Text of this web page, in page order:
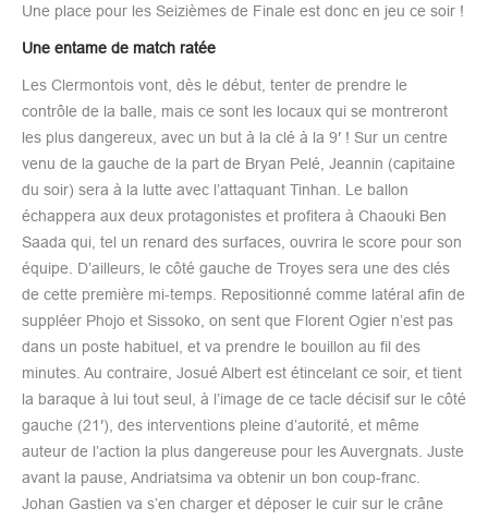
Une place pour les Seizièmes de Finale est donc en jeu ce soir !
Une entame de match ratée
Les Clermontois vont, dès le début, tenter de prendre le
contrôle de la balle, mais ce sont les locaux qui se montreront
les plus dangereux, avec un but à la clé à la 9′ ! Sur un centre
venu de la gauche de la part de Bryan Pelé, Jeannin (capitaine
du soir) sera à la lutte avec l’attaquant Tinhan. Le ballon
échappera aux deux protagonistes et profitera à Chaouki Ben
Saada qui, tel un renard des surfaces, ouvrira le score pour son
équipe. D’ailleurs, le côté gauche de Troyes sera une des clés
de cette première mi-temps. Repositionné comme latéral afin de
suppléer Phojo et Sissoko, on sent que Florent Ogier n’est pas
dans un poste habituel, et va prendre le bouillon au fil des
minutes. Au contraire, Josué Albert est étincelant ce soir, et tient
la baraque à lui tout seul, à l’image de ce tacle décisif sur le côté
gauche (21′), des interventions pleine d’autorité, et même
auteur de l’action la plus dangereuse pour les Auvergnats. Juste
avant la pause, Andriatsima va obtenir un bon coup-franc.
Johan Gastien va s’en charger et déposer le cuir sur le crâne